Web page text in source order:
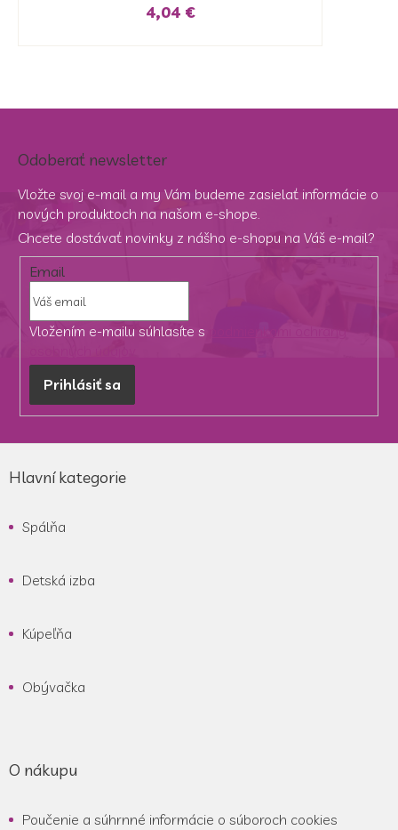
4,04 €
Odoberať newsletter
Vložte svoj e-mail a my Vám budeme zasielať informácie o
nových produktoch na našom e-shope.
Chcete dostávať novinky z nášho e-shopu na Váš e-mail?
Email
Vložením e-mailu súhlasíte s
Prihlásiť sa
Hlavní kategorie
Spálňa
Detská izba
Kúpeľňa
Obývačka
O nákupu
Poučenie a súhrnné informácie o súboroch cookies